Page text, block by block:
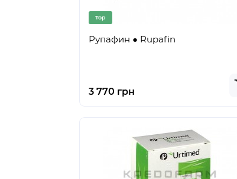
Top
Рупафин ● Rupafin
3 770 грн